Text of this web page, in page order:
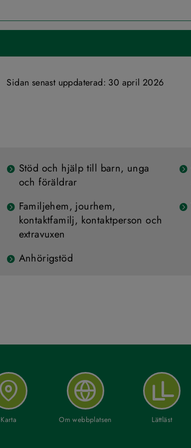
Sidan senast uppdaterad: 30 april 2026
Stöd och hjälp till barn, unga
och föräldrar
Familjehem, jourhem,
kontaktfamilj, kontaktperson och
extravuxen
Anhörigstöd
Karta Om webbplatsen Lättläst